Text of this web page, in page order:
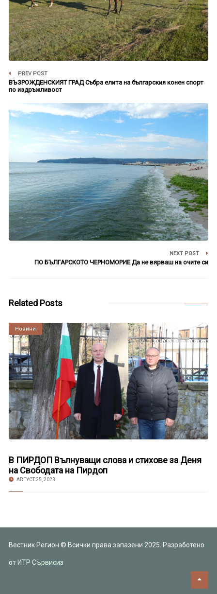
PREV POST
ВЪЗРОЖДЕНСКИЯТ ГРАД Събра елита на българския конен спорт
по издръжливост
NEXT POST
ПО БЪЛГАРСКОТО ЧЕРНОМОРИЕ Да не вярваш на очите си
Related Posts
Култура
Новини
В ПИРДОП Вълнуващи слова и стихове за Деня
на Свободата на Пирдоп
АВГУСТ 25, 2023
Вестник Регион © Всички права запазени 2025. Разработено
от ИТР Сървисиз